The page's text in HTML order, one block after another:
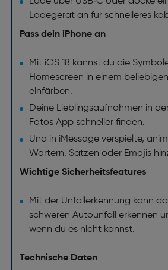
Ladegerät an für schnelleres
Pass dein iPhone an
Mit iOS 18 kannst du die
Homescreen in einem
einfärben.
Deine Lieblingsaufnahmen in
Fotos App schneller finden.
Und in iMessage verspielte,
Wörtern, Sätzen oder Emojis
Wichtige Sicherheitsfeatures
Mit der Unfallerkennung kann
schweren Autounfall erkennen
wenn du es nicht kannst.
Technische Daten